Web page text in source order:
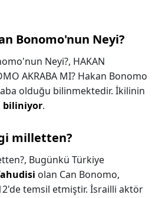
Bonomo'nun Neyi?
Neyi?, HAKAN
AKRABA MI? Hakan Bonomo
olduğu bilinmektedir. İkilinin
biliniyor.
milletten?
Bugünkü Türkiye
olan Can Bonomo,
temsil etmiştir. İsrailli aktör